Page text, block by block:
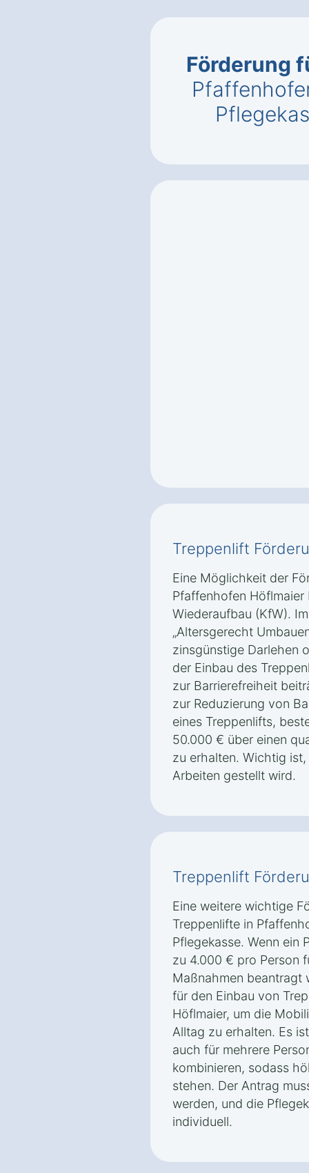
Förderung
Treppenlift
Eine Möglichkeit der
Pfaffenhofen
Wiederaufbau (KfW).
„Altersgerecht
zinsgünstige Darlehen
der Einbau des
zur Barrierefreiheit
zur Reduzierung von
eines Treppenlifts,
50.000 € über einen
zu erhalten. Wichtig
Arbeiten gestellt wird.
Treppenlift
Eine weitere wichtige
Treppenlifte in
Pflegekasse. Wenn ein
zu 4.000 € pro Person
Maßnahmen beantragt
für den Einbau von
Höflmaier, um die
Alltag zu erhalten. Es
auch für mehrere
kombinieren, sodass
stehen. Der Antrag
werden, und die
individuell.